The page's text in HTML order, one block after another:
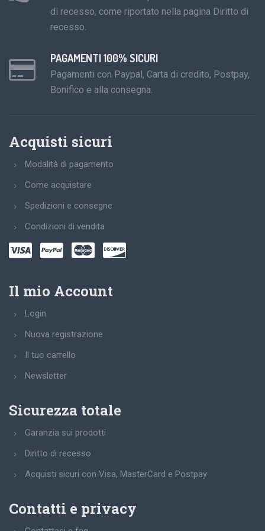
di recesso, come riportato nella pagina Diritto di
recesso.
PAGAMENTI 100% SICURI
Pagamenti con Paypal, Carta di credito, Postpay,
Bonifico e alla consegna.
Acquisti sicuri
Modalità di pagamento
Come acquistare
Spedizioni e consegne
Condizioni di vendita
Il mio Account
Login
Nuova registrazione
Il tuo carrello
Newsletter
Sicurezza totale
Garanzia sui prodotti
Diritto di recesso
Acquisti sicuri con Visa, MasterCard e Postpay
Contatti e privacy